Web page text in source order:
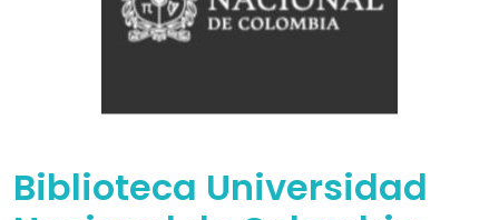
Biblioteca Universidad